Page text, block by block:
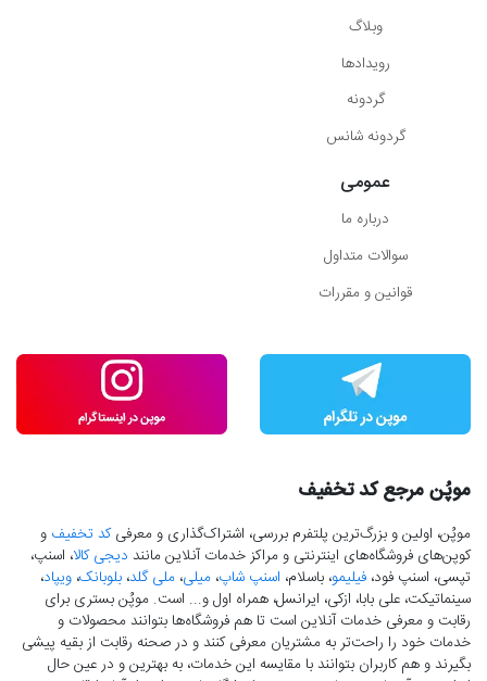
وبلاگ
رویدادها
گردونه
گردونه شانس
عمومی
درباره ما
سوالات متداول
قوانین و مقررات
موپُن مرجع کد تخفیف
موپُن، اولین و بزرگ‌ترین پلتفرم بررسی، اشتراک‌گذاری و معرفیکد تخفیف و
کوپن‌های فروشگاه‌های اینترنتی و مراکز خدمات آنلاین مانند دیجی کالا، اسنپ،
تپسی، اسنپ فود، فیلیمو، باسلام، اسنپ شاپ، میلی، ملی گلد، بلوبانک، ویپاد،
سینماتیکت، علی بابا، ازکی، ایرانسل، همراه اول و... است. موپُن بستری برای
رقابت و معرفی خدمات آنلاین است تا هم فروشگاه‌ها بتوانند محصولات و
خدمات خود را راحت‌تر به مشتریان معرفی کنند و در صحنه رقابت از بقیه پیشی
بگیرند و هم کاربران بتوانند با مقایسه این خدمات، به بهترین و در عین حال